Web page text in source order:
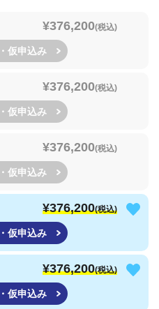
¥376,200(税込)
仮申込み
¥376,200(税込)
仮申込み
¥376,200(税込)
仮申込み
¥376,200(税込)
仮申込み
¥376,200(税込)
仮申込み